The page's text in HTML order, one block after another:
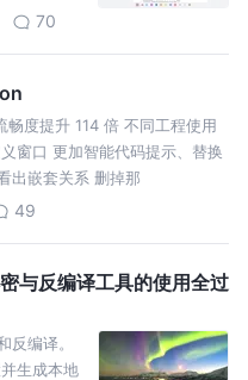
类型的文
70
度提升 114 倍 不同工程使用
窗口 更加智能代码提示、替换
出嵌套关系 删掉那
49
与反编译工具的使用全过
编译。
生成本地